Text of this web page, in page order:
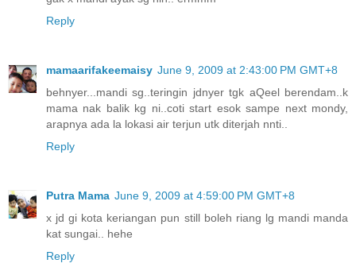
Reply
mamaarifakeemaisy June 9, 2009 at 2:43:00 PM GMT+8
behnyer...mandi sg..teringin jdnyer tgk aQeel berendam..k
mama nak balik kg ni..coti start esok sampe next mondy,
arapnya ada la lokasi air terjun utk diterjah nnti..
Reply
Putra Mama June 9, 2009 at 4:59:00 PM GMT+8
x jd gi kota keriangan pun still boleh riang lg mandi manda
kat sungai.. hehe
Reply